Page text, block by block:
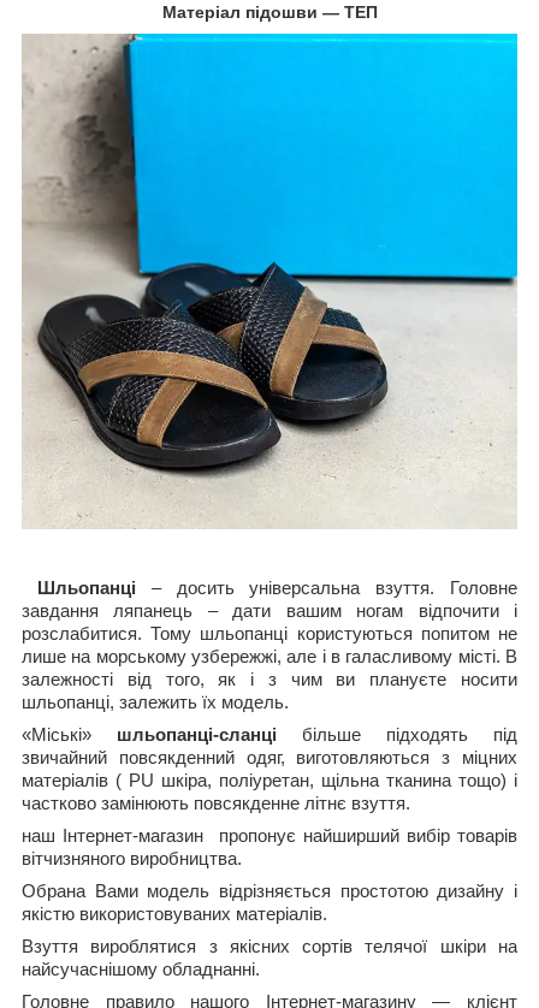
Матеріал підошви ― ТЕП
Шльопанці – досить універсальна взуття. Головне
завдання ляпанець – дати вашим ногам відпочити і
розслабитися. Тому шльопанці користуються попитом не
лише на морському узбережжі, але і в галасливому місті. В
залежності від того, як і з чим ви плануєте носити
шльопанці, залежить їх модель.
«Міські» шльопанці-сланці більше підходять під
звичайний повсякденний одяг, виготовляються з міцних
матеріалів ( PU шкіра, поліуретан, щільна тканина тощо) і
частково замінюють повсякденне літнє взуття.
наш Інтернет-магазин пропонує найширший вибір товарів
вітчизняного виробництва.
Обрана Вами модель відрізняється простотою дизайну і
якістю використовуваних матеріалів.
Взуття вироблятися з якісних сортів телячої шкіри на
найсучаснішому обладнанні.
Головне правило нашого Інтернет-магазину ― клієнт